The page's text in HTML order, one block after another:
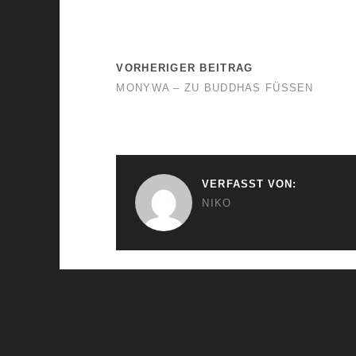
VORHERIGER BEITRAG
MONYWA – ZU BUDDHAS FÜSSEN
VERFASST VON:
NIKO